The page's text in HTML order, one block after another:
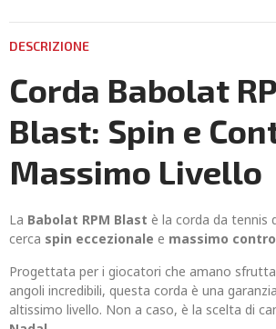
DESCRIZIONE
Corda Babolat
Blast: Spin e
Massimo Livello
La Babolat RPM Blast è la corda da tennis
cerca spin eccezionale e massimo
Progettata per i giocatori che amano
angoli incredibili, questa corda è una
altissimo livello. Non a caso, è la scelta di